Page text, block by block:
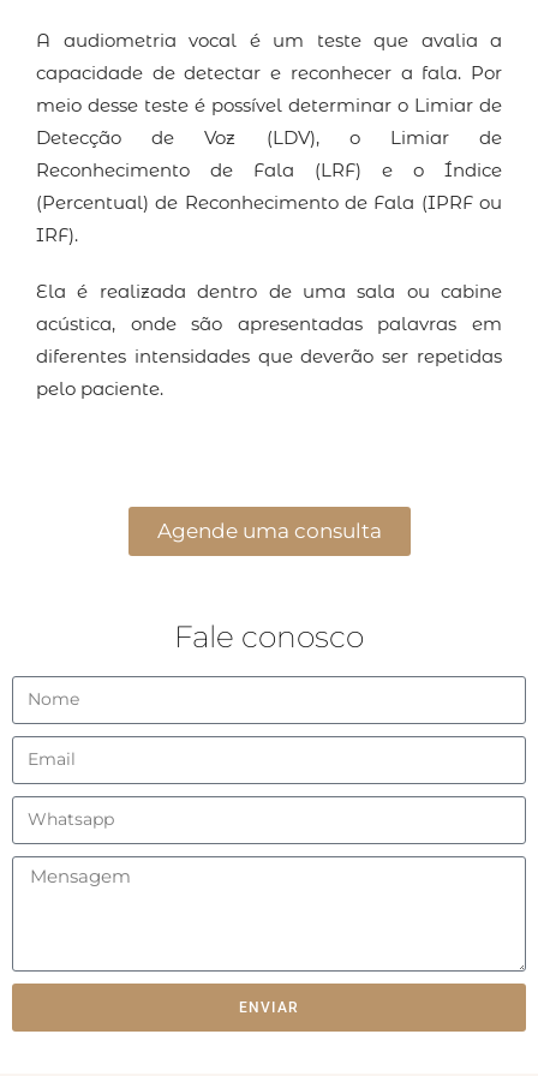
A audiometria vocal é um teste que avalia a
capacidade de detectar e reconhecer a fala. Por
meio desse teste é possível determinar o Limiar de
Detecção de Voz (LDV), o Limiar de
Reconhecimento de Fala (LRF) e o Índice
(Percentual) de Reconhecimento de Fala (IPRF ou
IRF).
Ela é realizada dentro de uma sala ou cabine
acústica, onde são apresentadas palavras em
diferentes intensidades que deverão ser repetidas
pelo paciente.
Agende uma consulta
Fale conosco
ENVIAR